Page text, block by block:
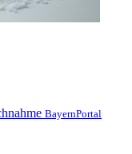
BayernPortal